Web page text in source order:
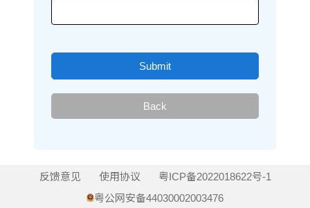
Submit
Back
反馈意见 使用协议
粤ICP备2022018622号-1
粤公网安备44030002003476